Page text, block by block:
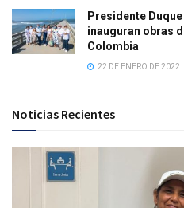
Presidente
inauguran obras
Colombia
22 DE ENERO DE 2022
Noticias Recientes